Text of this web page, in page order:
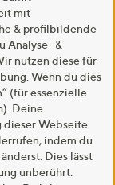
mit
& profilbildende
Analyse- &
nutzen diese für
Wenn du dies
(für essenzielle
Deine
dieser Webseite
indem du
Dies lässt
unberührt.